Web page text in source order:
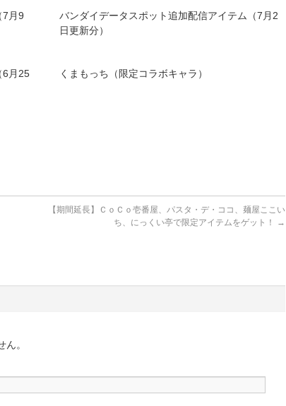
7月9
バンダイデータスポット追加配信アイテム（7月2
日更新分）
6月25
くまもっち（限定コラボキャラ）
【期間延長】ＣｏＣｏ壱番屋、パスタ・デ・ココ、麺屋ここい
ち、にっくい亭で限定アイテムをゲット！
→
。